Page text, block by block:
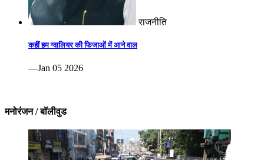
राजनीति
कहीं हम ग्वालियर की फिजाओं में आने वाल
—Jan 05 2026
मनोरंजन / बॉलीवुड